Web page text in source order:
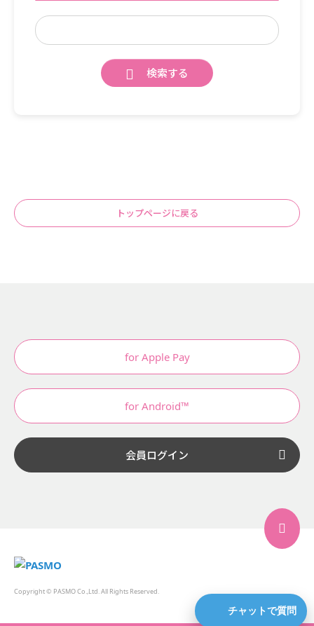
チャットで質問
検索する
トップページに戻る
for Apple Pay
for Android™
会員ログイン
Copyright © PASMO Co.,Ltd. All Rights Reserved.